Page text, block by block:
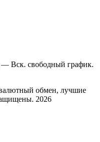
Вск. свободный график.
обмен, лучшие
2026